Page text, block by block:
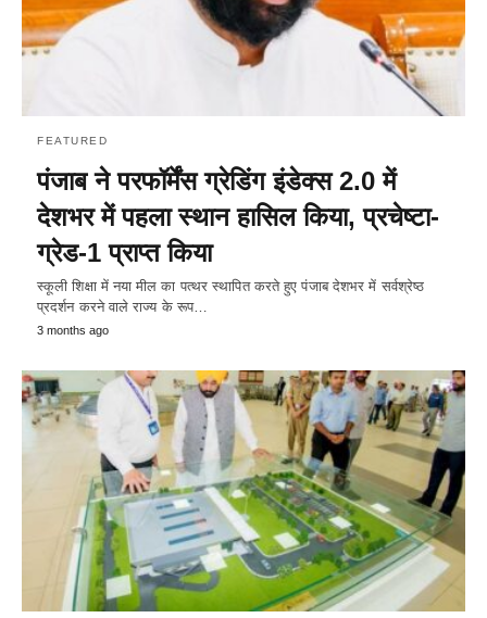
FEATURED
पंजाब ने परफॉर्मेंस ग्रेडिंग इंडेक्स 2.0 में
देशभर में पहला स्थान हासिल किया, प्रचेष्टा-
ग्रेड-1 प्राप्त किया
स्कूली शिक्षा में नया मील का पत्थर स्थापित करते हुए पंजाब देशभर में सर्वश्रेष्ठ
प्रदर्शन करने वाले राज्य के रूप…
3 months ago